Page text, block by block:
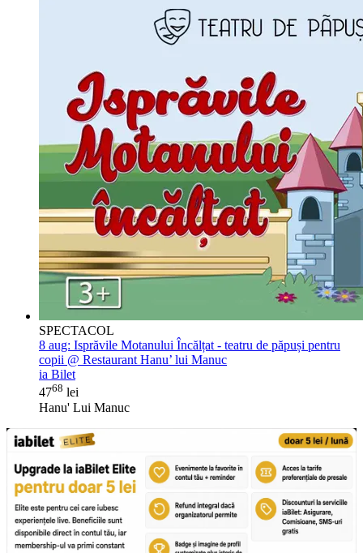
SPECTACOL
8 aug: Isprăvile Motanului Încălțat - teatru de păpuși pentru
copii @ Restaurant Hanu’ lui Manuc
ia Bilet
4768 lei
Hanu' Lui Manuc